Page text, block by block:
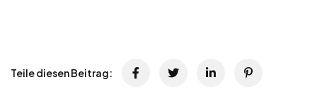
Teile diesen Beitrag: